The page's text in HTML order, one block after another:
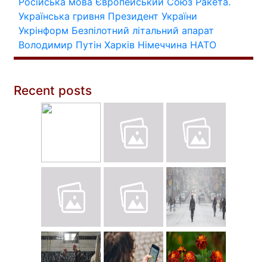
Українська гривня Президент України
Укрінформ Безпілотний літальний апарат
Володимир Путін Харків Німеччина НАТО
Recent posts